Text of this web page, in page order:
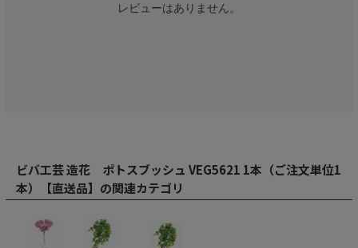
レビューはありません。
ビバ工芸 造花 ポトスブッシュ VEG5621 1本（ご注文単位1
本）【直送品】の関連カテゴリ